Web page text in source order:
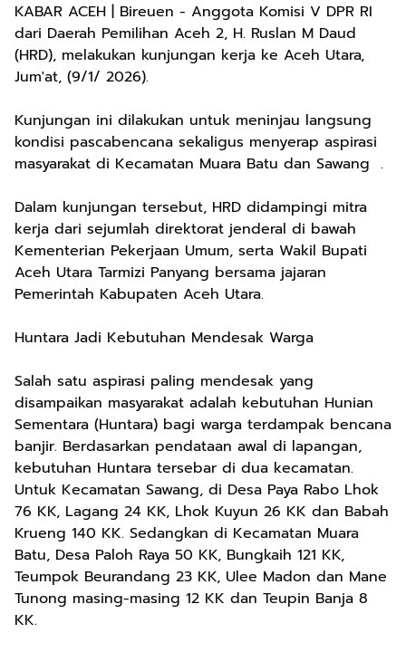
KABAR ACEH | Bireuen - Anggota Komisi V DPR RI
dari Daerah Pemilihan Aceh 2, H. Ruslan M Daud
(HRD), melakukan kunjungan kerja ke Aceh Utara,
Jum'at, (9/1/ 2026).
Kunjungan ini dilakukan untuk meninjau langsung
kondisi pascabencana sekaligus menyerap aspirasi
masyarakat di Kecamatan Muara Batu dan Sawang .
Dalam kunjungan tersebut, HRD didampingi mitra
kerja dari sejumlah direktorat jenderal di bawah
Kementerian Pekerjaan Umum, serta Wakil Bupati
Aceh Utara Tarmizi Panyang bersama jajaran
Pemerintah Kabupaten Aceh Utara.
Huntara Jadi Kebutuhan Mendesak Warga
Salah satu aspirasi paling mendesak yang
disampaikan masyarakat adalah kebutuhan Hunian
Sementara (Huntara) bagi warga terdampak bencana
banjir. Berdasarkan pendataan awal di lapangan,
kebutuhan Huntara tersebar di dua kecamatan.
Untuk Kecamatan Sawang, di Desa Paya Rabo Lhok
76 KK, Lagang 24 KK, Lhok Kuyun 26 KK dan Babah
Krueng 140 KK. Sedangkan di Kecamatan Muara
Batu, Desa Paloh Raya 50 KK, Bungkaih 121 KK,
Teumpok Beurandang 23 KK, Ulee Madon dan Mane
Tunong masing-masing 12 KK dan Teupin Banja 8
KK.